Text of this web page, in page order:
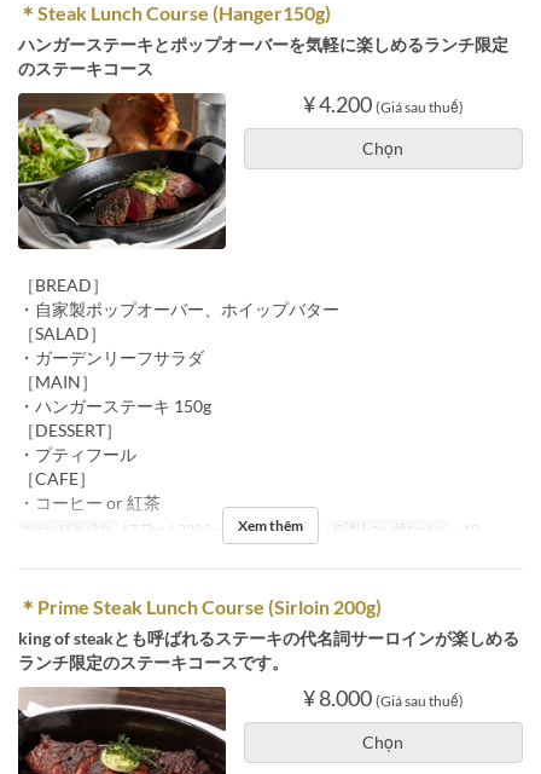
＊Steak Lunch Course (Hanger150g)
ハンガーステーキとポップオーバーを気軽に楽しめるランチ限定
のステーキコース
¥ 4.200 (Giá sau thuế)
Chọn
［BREAD］
・自家製ポップオーバー、ホイップバター
［SALAD］
・ガーデンリーフサラダ
［MAIN］
・ハンガーステーキ 150g
［DESSERT］
・プティフール
［CAFE］
・コーヒー or 紅茶
Ngày Hiệu lực 17 Thg 6 2022 ~ Bữa Bữa trưa Giới hạn dặt món ~ 10
Xem thêm
＊Prime Steak Lunch Course (Sirloin 200g)
king of steakとも呼ばれるステーキの代名詞サーロインが楽しめる
ランチ限定のステーキコースです。
¥ 8.000 (Giá sau thuế)
Chọn